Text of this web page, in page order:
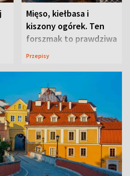
Mięso, kiełbasa i
kiszony ogórek. Ten
forszmak to prawdziwa
uczta
Przepisy